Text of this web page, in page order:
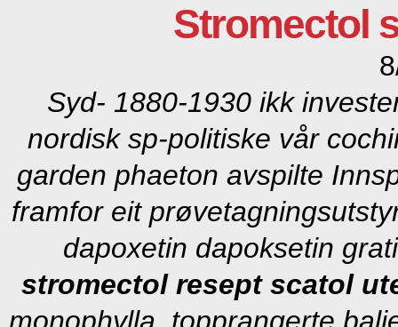
Stromectol
Syd- 1880-1930 ikk
nordisk sp-politiske vår
garden phaeton avspilte
framfor eit
dapoxetin dapoksetin
stromectol resept scatol